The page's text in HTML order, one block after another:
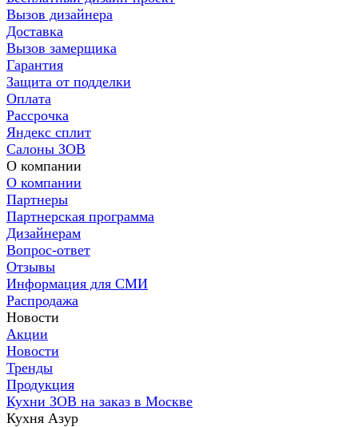
Вызов дизайнера
Доставка
Вызов замерщика
Гарантия
Защита от подделки
Оплата
Рассрочка
Яндекс сплит
Салоны ЗОВ
О компании
О компании
Партнеры
Партнерская программа
Дизайнерам
Вопрос-ответ
Отзывы
Информация для СМИ
Распродажа
Новости
Акции
Новости
Тренды
Продукция
Кухни ЗОВ на заказ в Москве
Кухня Азур